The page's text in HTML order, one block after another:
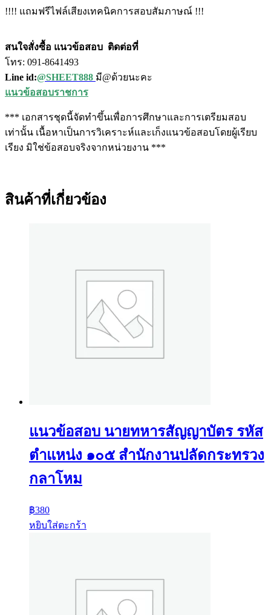
!!!! แถมฟรีไฟล์เสียงเทคนิคการสอบสัมภาษณ์ !!!
สนใจสั่งซื้อ แนวข้อสอบ ติดต่อที่
โทร: 091-8641493
Line id:@SHEET888 มี@ด้วยนะคะ
แนวข้อสอบราชการ
*** เอกสารชุดนี้จัดทำขึ้นเพื่อการศึกษาและการเตรียมสอบ
เท่านั้น เนื้อหาเป็นการวิเคราะห์และเก็งแนวข้อสอบโดยผู้เรียบ
เรียง มิใช่ข้อสอบจริงจากหน่วยงาน ***
สินค้าที่เกี่ยวข้อง
แนวข้อสอบ นายทหารสัญญาบัตร รหัส
ตำแหน่ง ๑๐๕ สำนักงานปลัดกระทรวง
กลาโหม
฿380
หยิบใส่ตะกร้า